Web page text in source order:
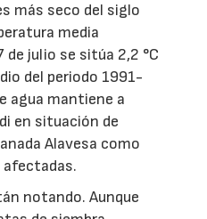
más seco del siglo
media
julio se sitúa 2,2 °C
del periodo 1991-
agua mantiene a
en situación de
Alavesa como
afectadas.
notando. Aunque